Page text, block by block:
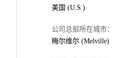
美国 (U.S.)
公司总部所在城市：
梅尔维尔 (Melville)